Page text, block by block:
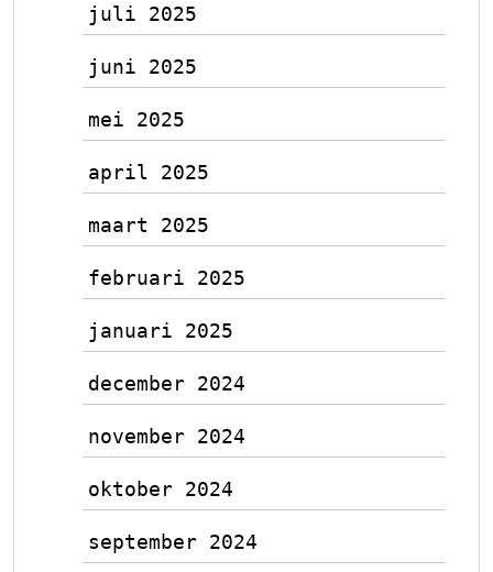
juli 2025
juni 2025
mei 2025
april 2025
maart 2025
februari 2025
januari 2025
december 2024
november 2024
oktober 2024
september 2024